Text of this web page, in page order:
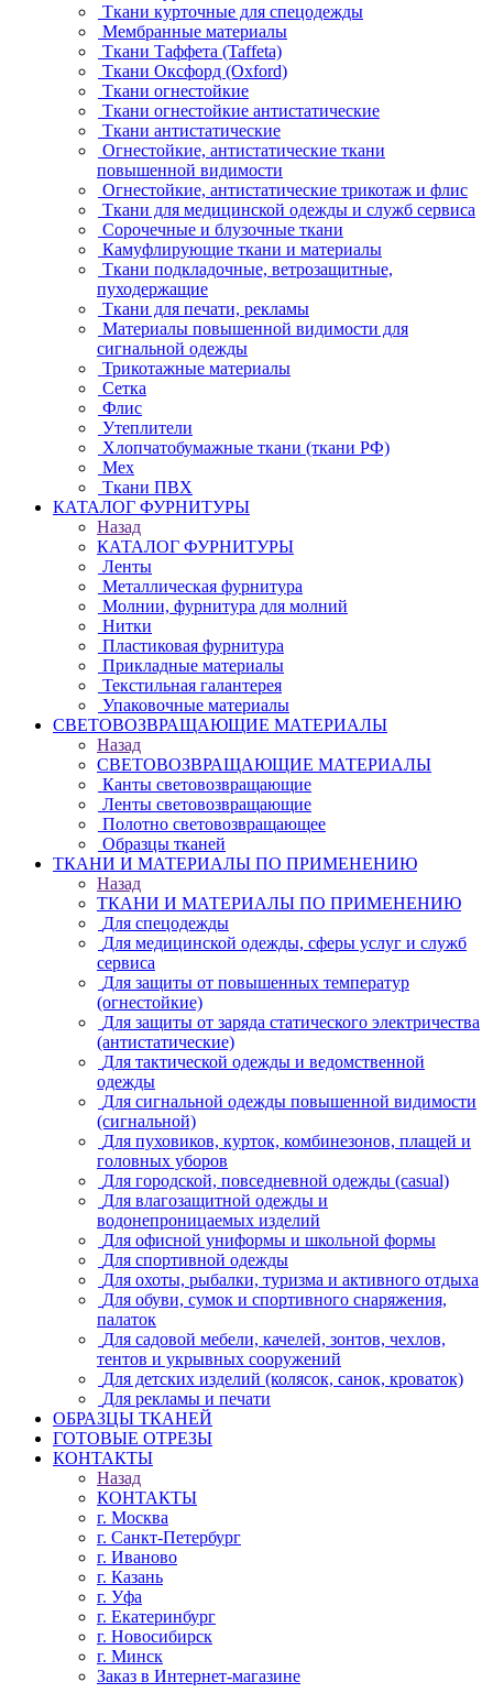
Ткани курточные для спецодежды
Мембранные материалы
Ткани Таффета (Taffeta)
Ткани Оксфорд (Oxford)
Ткани огнестойкие
Ткани огнестойкие антистатические
Ткани антистатические
Огнестойкие, антистатические ткани
повышенной видимости
Огнестойкие, антистатические трикотаж и флис
Ткани для медицинской одежды и служб сервиса
Сорочечные и блузочные ткани
Камуфлирующие ткани и материалы
Ткани подкладочные, ветрозащитные,
пуходержащие
Ткани для печати, рекламы
Материалы повышенной видимости для
сигнальной одежды
Трикотажные материалы
Сетка
Флис
Утеплители
Хлопчатобумажные ткани (ткани РФ)
Мех
Ткани ПВХ
КАТАЛОГ ФУРНИТУРЫ
Назад
КАТАЛОГ ФУРНИТУРЫ
Ленты
Металлическая фурнитура
Молнии, фурнитура для молний
Нитки
Пластиковая фурнитура
Прикладные материалы
Текстильная галантерея
Упаковочные материалы
СВЕТОВОЗВРАЩАЮЩИЕ МАТЕРИАЛЫ
Назад
СВЕТОВОЗВРАЩАЮЩИЕ МАТЕРИАЛЫ
Канты световозвращающие
Ленты световозвращающие
Полотно световозвращающее
Образцы тканей
ТКАНИ И МАТЕРИАЛЫ ПО ПРИМЕНЕНИЮ
Назад
ТКАНИ И МАТЕРИАЛЫ ПО ПРИМЕНЕНИЮ
Для спецодежды
Для медицинской одежды, сферы услуг и служб
сервиса
Для защиты от повышенных температур
(огнестойкие)
Для защиты от заряда статического электричества
(антистатические)
Для тактической одежды и ведомственной
одежды
Для сигнальной одежды повышенной видимости
(сигнальной)
Для пуховиков, курток, комбинезонов, плащей и
головных уборов
Для городской, повседневной одежды (casual)
Для влагозащитной одежды и
водонепроницаемых изделий
Для офисной униформы и школьной формы
Для спортивной одежды
Для охоты, рыбалки, туризма и активного отдыха
Для обуви, сумок и спортивного снаряжения,
палаток
Для садовой мебели, качелей, зонтов, чехлов,
тентов и укрывных сооружений
Для детских изделий (колясок, санок, кроваток)
Для рекламы и печати
ОБРАЗЦЫ ТКАНЕЙ
ГОТОВЫЕ ОТРЕЗЫ
КОНТАКТЫ
Назад
КОНТАКТЫ
г. Москва
г. Санкт-Петербург
г. Иваново
г. Казань
г. Уфа
г. Екатеринбург
г. Новосибирск
г. Минск
Заказ в Интернет-магазине